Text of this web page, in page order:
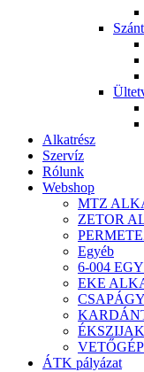
Alkatrész
Szervíz
Rólunk
Webshop
MTZ
ZETOR
Egyéb
6-004
EKE
ÉKSZIJAK
ÁTK pályázat